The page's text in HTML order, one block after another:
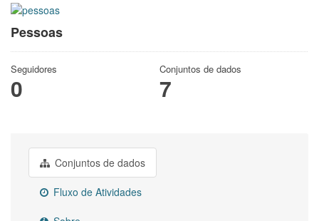
Pessoas
Seguidores
0
Conjuntos de dados
7
Conjuntos de dados
Fluxo de Atividades